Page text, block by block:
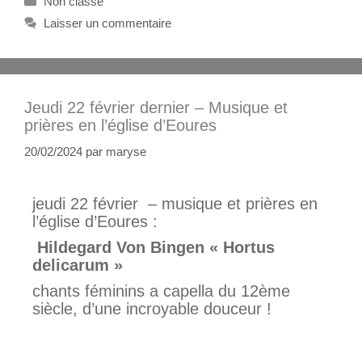
Laisser un commentaire
Jeudi 22 février dernier – Musique et
prières en l’église d’Eoures
20/02/2024 par maryse
jeudi 22 février – musique et prières en
l’église d’Eoures :
Hildegard Von Bingen « Hortus
delicarum »
chants féminins a capella du 12ème
siècle, d’une incroyable douceur !